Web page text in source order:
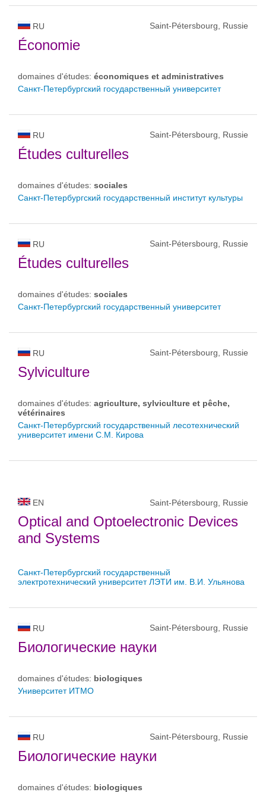
RU Saint-Pétersbourg, Russie
Économie
domaines d'études: économiques et administratives
Санкт-Петербургский государственный университет
RU Saint-Pétersbourg, Russie
Études culturelles
domaines d'études: sociales
Санкт-Петербургский государственный институт культуры
RU Saint-Pétersbourg, Russie
Études culturelles
domaines d'études: sociales
Санкт-Петербургский государственный университет
RU Saint-Pétersbourg, Russie
Sylviculture
domaines d'études: agriculture, sylviculture et pêche,
vétérinaires
Санкт-Петербургский государственный лесотехнический
университет имени С.М. Кирова
EN Saint-Pétersbourg, Russie
Optical and Optoelectronic Devices
and Systems
Санкт-Петербургский государственный
электротехнический университет ЛЭТИ им. В.И. Ульянова
RU Saint-Pétersbourg, Russie
Биологические науки
domaines d'études: biologiques
Университет ИТМО
RU Saint-Pétersbourg, Russie
Биологические науки
domaines d'études: biologiques